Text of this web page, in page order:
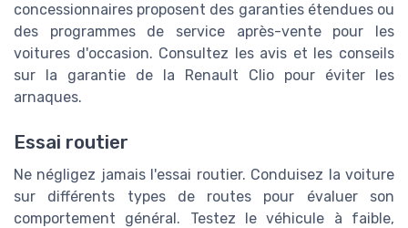
concessionnaires proposent des garanties étendues ou
des programmes de service après-vente pour les
voitures d'occasion. Consultez les avis et les conseils
sur la garantie de la Renault Clio pour éviter les
arnaques.
Essai routier
Ne négligez jamais l'essai routier. Conduisez la voiture
sur différents types de routes pour évaluer son
comportement général. Testez le véhicule à faible,